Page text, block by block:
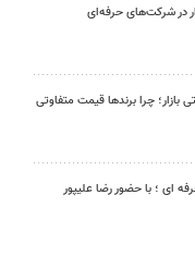
در شرکت‌های حرفه‌ای
چرا برندها قیمت متفاوتی
ای ؛ با حضور رضا علیپور